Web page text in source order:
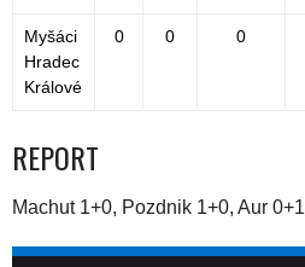
Myšáci
Hradec
Králové
0 0 0
REPORT
Machut 1+0, Pozdnik 1+0, Aur 0+1